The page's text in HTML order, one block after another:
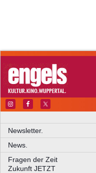
Newsletter.
News.
Fragen der Zeit
Zukunft JETZT